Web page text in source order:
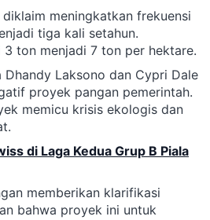
meningkatkan frekuensi
tiga kali setahun.
ton menjadi 7 ton per hektare.
Dhandy Laksono dan Cypri Dale
proyek pangan pemerintah.
memicu krisis ekologis dan
di Laga Kedua Grup B Piala
memberikan klarifikasi
bahwa proyek ini untuk